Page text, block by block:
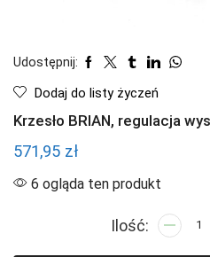
Udostępnij:
Dodaj do listy życzeń
Krzesło BRIAN, regulacja
571,95 zł
6 ogląda ten produkt
ilość